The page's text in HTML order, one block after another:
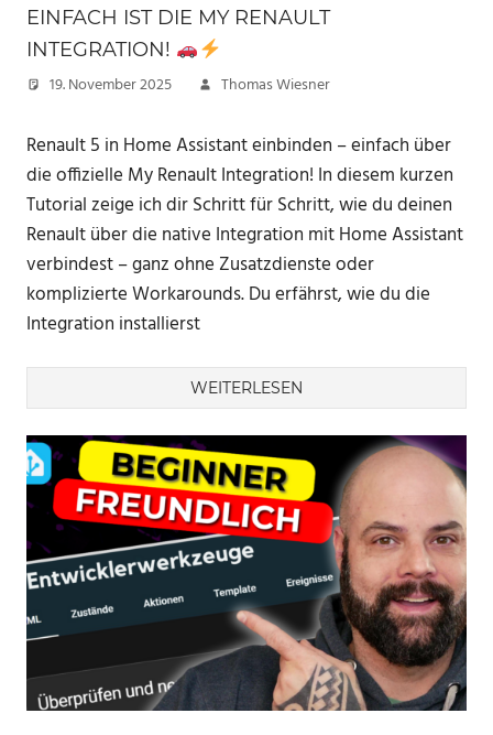
EINFACH IST DIE MY RENAULT
INTEGRATION!
19. November 2025 Thomas Wiesner
Renault 5 in Home Assistant einbinden – einfach über
die offizielle My Renault Integration! In diesem kurzen
Tutorial zeige ich dir Schritt für Schritt, wie du deinen
Renault über die native Integration mit Home Assistant
verbindest – ganz ohne Zusatzdienste oder
komplizierte Workarounds. Du erfährst, wie du die
Integration installierst
WEITERLESEN